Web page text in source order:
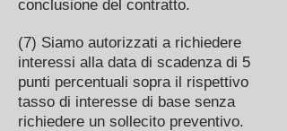
conclusione del contratto.
(7) Siamo autorizzati a richiedere
interessi alla data di scadenza di 5
punti percentuali sopra il rispettivo
tasso di interesse di base senza
richiedere un sollecito preventivo.